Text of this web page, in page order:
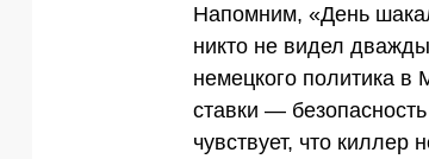
Напомним, «День
никто не видел
немецкого политика в
ставки —
чувствует, что